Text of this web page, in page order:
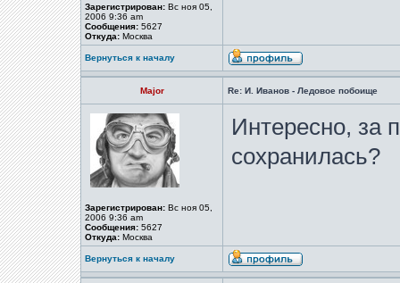
Зарегистрирован: Вс ноя 05,
2006 9:36 am
Сообщения: 5627
Откуда: Москва
Вернуться к началу
Major Re: И. Иванов - Ледовое побоище
Зарегистрирован: Вс ноя 05,
2006 9:36 am
Сообщения: 5627
Откуда: Москва
Интересно, за
сохранилась?
Вернуться к началу